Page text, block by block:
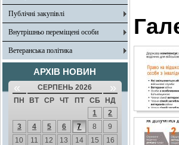
Публічні закупівлі
Внутрішньо переміщені особи
Ветеранська політика
АРХІВ НОВИН
« СЕРПЕНЬ 2026 »
ПН ВТ СР ЧТ ПТ СБ
НД
1
2
3
4 5 6 7 8
9
10
11 12 13 14 15
16